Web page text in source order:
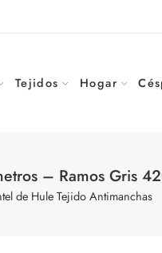
Tejidos Hogar
– Ramos Gris
de Hule Tejido Antimanchas